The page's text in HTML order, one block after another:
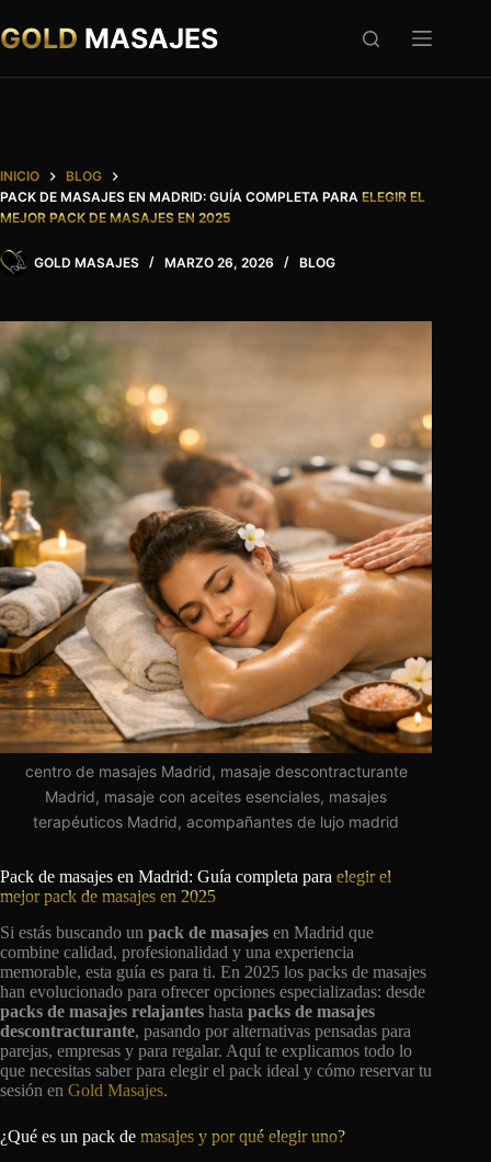
al
contenido
GOLD MASAJES
INICIO
BLOG
PACK DE MASAJES EN MADRID: GUÍA COMPLETA PARA ELEGIR EL
MEJOR PACK DE MASAJES EN 2025
GOLD MASAJES MARZO 26, 2026 BLOG
centro de masajes Madrid, masaje descontracturante
Madrid, masaje con aceites esenciales, masajes
terapéuticos Madrid, acompañantes de lujo madrid
Pack de masajes en Madrid: Guía completa para elegir el
mejor pack de masajes en 2025
Si estás buscando un pack de masajes en Madrid que
combine calidad, profesionalidad y una experiencia
memorable, esta guía es para ti. En 2025 los packs de masajes
han evolucionado para ofrecer opciones especializadas: desde
packs de masajes relajantes hasta packs de masajes
descontracturante, pasando por alternativas pensadas para
parejas, empresas y para regalar. Aquí te explicamos todo lo
que necesitas saber para elegir el pack ideal y cómo reservar tu
sesión en Gold Masajes.
¿Qué es un pack de masajes y por qué elegir uno?